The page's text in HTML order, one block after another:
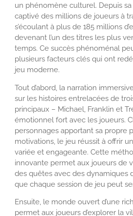
un phénomène culturel. Depuis sa
captivé des millions de joueurs à
s’écoulant à plus de 185 millions
devenant l’un des titres les plus
temps. Ce succès phénoménal
plusieurs facteurs clés qui ont
jeu moderne.
Tout d’abord, la narration
sur les histoires entrelacées de
principaux – Michael, Franklin et
émotionnel fort avec les joueurs.
personnages apportant sa propre
motivations, le jeu réussit à offrir
variée et engageante. Cette
innovante permet aux joueurs de
des quêtes avec des dynamiques
que chaque session de jeu peut
Ensuite, le monde ouvert d’une
permet aux joueurs d’explorer la